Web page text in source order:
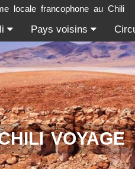
locale francophone au Chili
Pays voisins
VOYAGE